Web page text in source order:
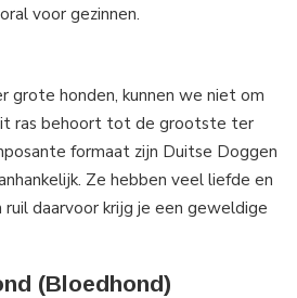
voor gezinnen.
grote honden, kunnen we niet om
ras behoort tot de grootste ter
formaat zijn Duitse Doggen
Ze hebben veel liefde en
ruil daarvoor krijg je een geweldige
(Bloedhond)